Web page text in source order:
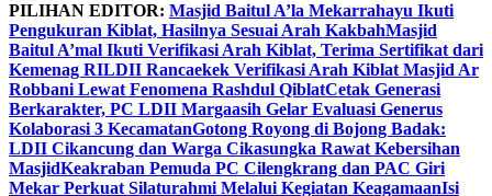
PILIHAN EDITOR: Masjid Baitul A’la Mekarrahayu Ikuti
Pengukuran Kiblat, Hasilnya Sesuai Arah KakbahMasjid
Baitul A’mal Ikuti Verifikasi Arah Kiblat, Terima Sertifikat dari
Kemenag RILDII Rancaekek Verifikasi Arah Kiblat Masjid Ar
Robbani Lewat Fenomena Rashdul QiblatCetak Generasi
Berkarakter, PC LDII Margaasih Gelar Evaluasi Generus
Kolaborasi 3 KecamatanGotong Royong di Bojong Badak:
LDII Cikancung dan Warga Cikasungka Rawat Kebersihan
MasjidKeakraban Pemuda PC Cilengkrang dan PAC Giri
Mekar Perkuat Silaturahmi Melalui Kegiatan KeagamaanIsi